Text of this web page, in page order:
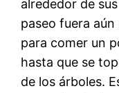
alrededor de
paseo fuera
para comer un
hasta que se
de los árboles.